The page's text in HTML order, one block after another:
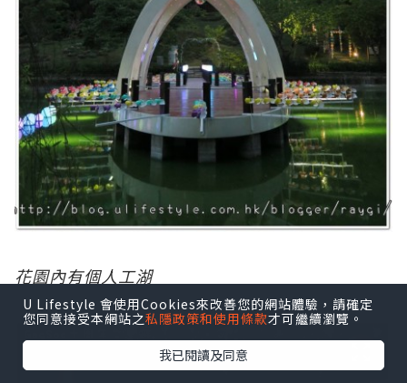
花園內有個人工湖
U Lifestyle 會使用Cookies來改善您的網站體驗，請確定
您同意接受本網站之私隱政策和使用條款才可繼續瀏覽。
我已閱讀及同意